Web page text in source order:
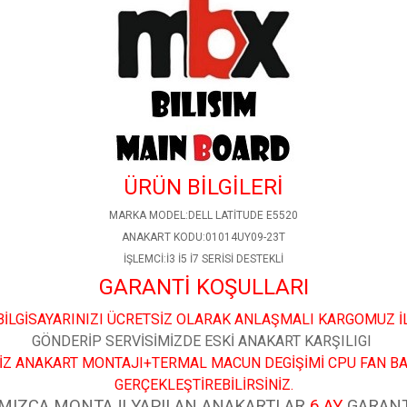
ÜRÜN BİLGİLERİ
MARKA MODEL:DELL LATİTUDE E5520
ANAKART KODU:01014UY09-23T
İŞLEMCİ:İ3 İ5 İ7 SERİSİ DESTEKLİ
GARANTİ KOŞULLARI
ÜCRETSİZ OLARAK ANLAŞMALI KARGOMUZ
GÖNDERİP SERVİSİMİZDE ESKİ ANAKART KARŞILIGI
ANAKART MONTAJI+TERMAL MACUN DEGİŞİMİ CPU FAN
GERÇEKLEŞTİREBİLİRSİNİZ.